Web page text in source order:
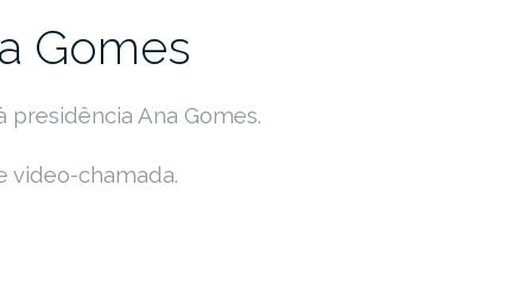
Gomes
Ana Gomes.
video-chamada.